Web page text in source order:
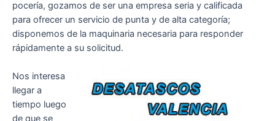
pocería, gozamos de ser una empresa seria y calificada
para ofrecer un servicio de punta y de alta categoría;
disponemos de la maquinaria necesaria para responder
rápidamente a su solicitud.
Nos interesa
llegar a
tiempo luego
de que se